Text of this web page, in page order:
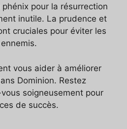
phénix pour la résurrection
inutile. La prudence et
cruciales pour éviter les
vous aider à améliorer
Dominion. Restez
soigneusement pour
de succès.